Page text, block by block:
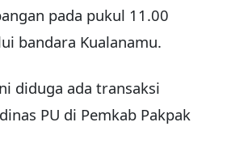
pada pukul 11.00
bandara Kualanamu.
diduga ada transaksi
PU di Pemkab Pakpak